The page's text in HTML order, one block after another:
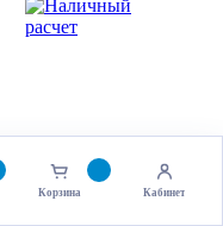
Корзина Кабинет